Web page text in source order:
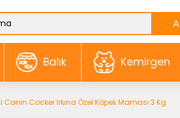
Balık Kemirgen
Canin Cocker Irkına Özel Köpek Maması 3 Kg